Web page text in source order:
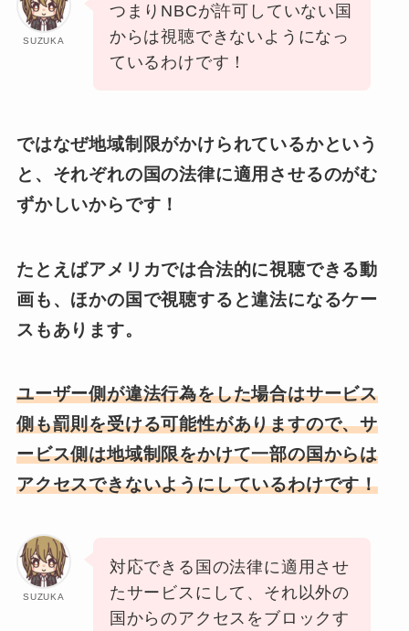
SUZUKA
つまりNBCが許可していない国
からは視聴できないようになっ
ているわけです！
ではなぜ地域制限がかけられているかという
と、それぞれの国の法律に適用させるのがむ
ずかしいからです！
たとえばアメリカでは合法的に視聴できる動
画も、ほかの国で視聴すると違法になるケー
スもあります。
ユーザー側が違法行為をした場合はサービス
側も罰則を受ける可能性がありますので、サ
ービス側は地域制限をかけて一部の国からは
アクセスできないようにしているわけです！
SUZUKA
対応できる国の法律に適用させ
たサービスにして、それ以外の
国からのアクセスをブロックす